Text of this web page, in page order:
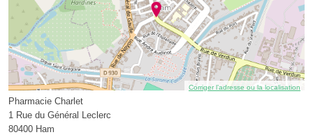
Corriger l’adresse ou la localisation
Pharmacie Charlet
1 Rue du Général Leclerc
80400 Ham